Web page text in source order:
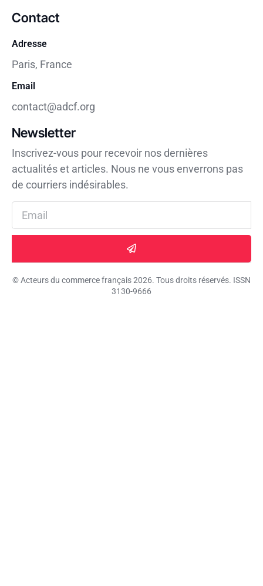
Contact
Adresse
Paris, France
Email
contact@adcf.org
Newsletter
Inscrivez-vous pour recevoir nos dernières
actualités et articles. Nous ne vous enverrons pas
de courriers indésirables.
© Acteurs du commerce français 2026. Tous droits réservés. ISSN
3130-9666